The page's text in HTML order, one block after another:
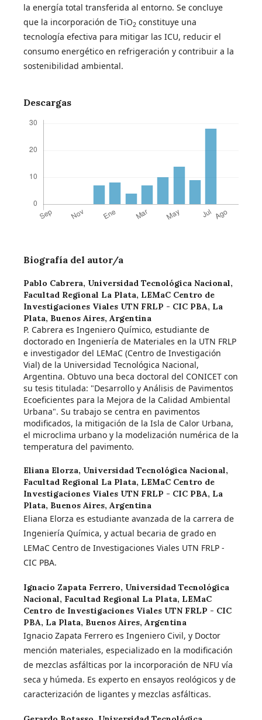
la energía total transferida al entorno. Se concluye
que la incorporación de TiO2 constituye una
tecnología efectiva para mitigar las ICU, reducir el
consumo energético en refrigeración y contribuir a la
sostenibilidad ambiental.
Descargas
Biografía del autor/a
Pablo Cabrera, Universidad Tecnológica Nacional,
Facultad Regional La Plata, LEMaC Centro de
Investigaciones Viales UTN FRLP - CIC PBA, La
Plata, Buenos Aires, Argentina
P. Cabrera es Ingeniero Químico, estudiante de
doctorado en Ingeniería de Materiales en la UTN FRLP
e investigador del LEMaC (Centro de Investigación
Vial) de la Universidad Tecnológica Nacional,
Argentina. Obtuvo una beca doctoral del CONICET con
su tesis titulada: "Desarrollo y Análisis de Pavimentos
Ecoeficientes para la Mejora de la Calidad Ambiental
Urbana". Su trabajo se centra en pavimentos
modificados, la mitigación de la Isla de Calor Urbana,
el microclima urbano y la modelización numérica de la
temperatura del pavimento.
Eliana Elorza, Universidad Tecnológica Nacional,
Facultad Regional La Plata, LEMaC Centro de
Investigaciones Viales UTN FRLP - CIC PBA, La
Plata, Buenos Aires, Argentina
Eliana Elorza es estudiante avanzada de la carrera de
Ingeniería Química, y actual becaria de grado en
LEMaC Centro de Investigaciones Viales UTN FRLP -
CIC PBA.
Ignacio Zapata Ferrero, Universidad Tecnológica
Nacional, Facultad Regional La Plata, LEMaC
Centro de Investigaciones Viales UTN FRLP - CIC
PBA, La Plata, Buenos Aires, Argentina
Ignacio Zapata Ferrero es Ingeniero Civil, y Doctor
mención materiales, especializado en la modificación
de mezclas asfálticas por la incorporación de NFU vía
seca y húmeda. Es experto en ensayos reológicos y de
caracterización de ligantes y mezclas asfálticas.